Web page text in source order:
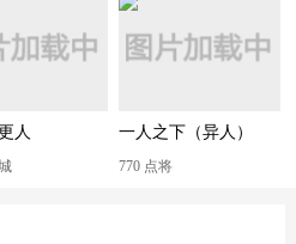
人 一人之下（异人）
770 点将